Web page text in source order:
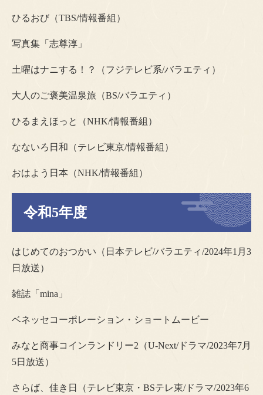
ひるおび（TBS/情報番組）
写真集「志尊淳」
土曜はナニする！？（フジテレビ系/バラエティ）
大人のご褒美温泉旅（BS/バラエティ）
ひるまえほっと（NHK/情報番組）
なないろ日和（テレビ東京/情報番組）
おはよう日本（NHK/情報番組）
令和5年度
はじめてのおつかい（日本テレビ/バラエティ/2024年1月3
日放送）
雑誌「mina」
ベネッセコーポレーション・ショートムービー
みなと商事コインランドリー2（U-Next/ドラマ/2023年7月
5日放送）
さらば、佳き日（テレビ東京・BSテレ東/ドラマ/2023年6